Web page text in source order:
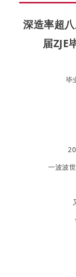
深造率超
届ZJE
毕
一波波